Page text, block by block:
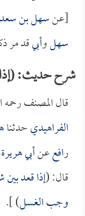
[عنسهل بن سعد
سهلوأبيقد مر
شرح حديث: (إذا
قال المصنف رحمه
الفراهيديحدثنا
رافععنأبي هريرة
قال: (إذا قعد بين
وجب الغسل) ].